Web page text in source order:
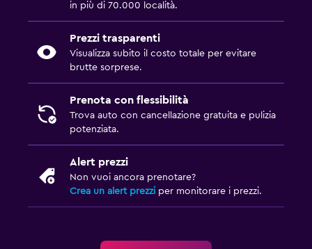
in più di 70.000 località.
Prezzi trasparenti
Visualizza subito il costo totale per evitare
brutte sorprese.
Prenota con flessibilità
Trova auto con cancellazione gratuita e pulizia
potenziata.
Alert prezzi
Non vuoi ancora prenotare?
Crea un alert prezzi per monitorare i prezzi.